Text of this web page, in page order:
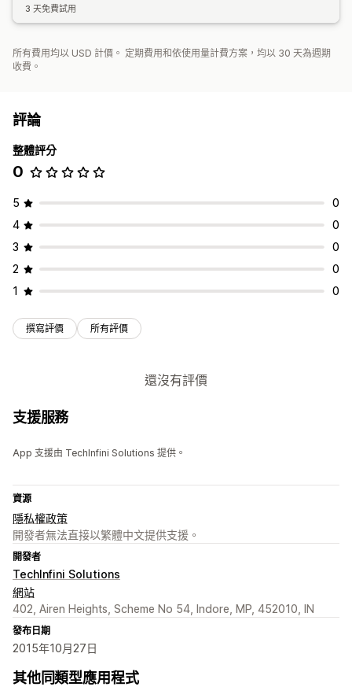
3 天免費試用
所有費用均以 USD 計價。 定期費用和依使用量計費方案，均以 30 天為週期
收費。
評論
整體評分
0
5
0
4
0
3
0
2
0
1
0
撰寫評價 所有評價
還沒有評價
支援服務
App 支援由 TechInfini Solutions 提供。
資源
隱私權政策
開發者無法直接以繁體中文提供支援。
開發者
TechInfini Solutions
網站
402, Airen Heights, Scheme No 54, Indore, MP, 452010, IN
發布日期
2015年10月27日
其他同類型應用程式